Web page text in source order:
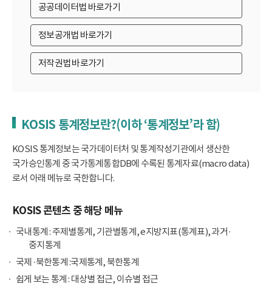
공공데이터법 바로가기
정보공개법 바로가기
저작권법 바로가기
KOSIS 통계정보란?(이하 ‘통계정보’라 함)
KOSIS 통계정보는 국가데이터처 및 통계작성기관에서 생산한
국가승인통계 중 국가통계통합DB에 수록된 통계자료(macro data)
로서 아래 메뉴로 국한합니다.
KOSIS 콘텐츠 중 해당 메뉴
국내통계 : 주제별통계, 기관별통계, e지방지표(통계표), 과거·
중지통계
국제·북한통계 :국제통계, 북한통계
쉽게 보는 통계 : 대상별 접근, 이슈별 접근